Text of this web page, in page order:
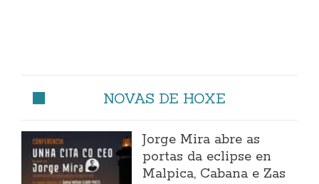
NOVAS DE HOXE
Jorge Mira abre as
portas da eclipse en
Malpica, Cabana e Zas